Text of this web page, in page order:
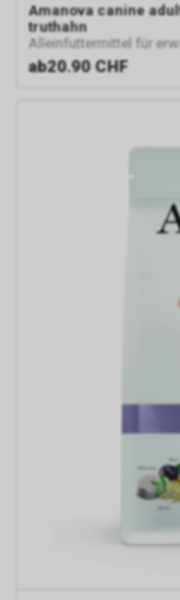
Amanova canine
truthahn
Alleinfuttermittel für
ab20.90 CHF